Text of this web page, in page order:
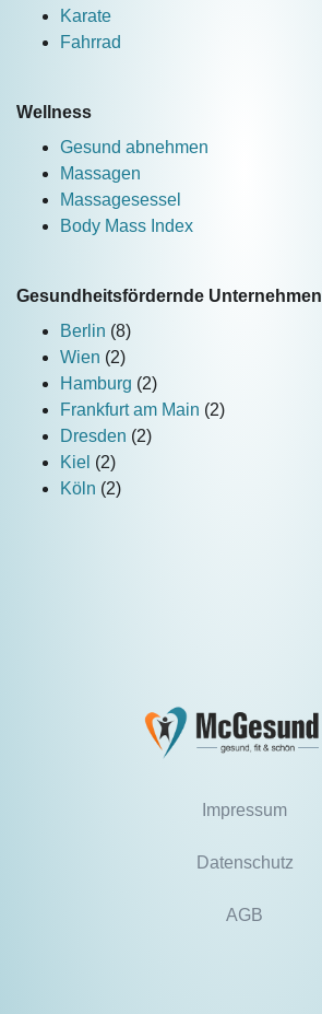
Karate
Fahrrad
Wellness
Gesund abnehmen
Massagen
Massagesessel
Body Mass Index
Gesundheitsfördernde Unternehmen
Berlin (8)
Wien (2)
Hamburg (2)
Frankfurt am Main (2)
Dresden (2)
Kiel (2)
Köln (2)
Impressum
Datenschutz
AGB